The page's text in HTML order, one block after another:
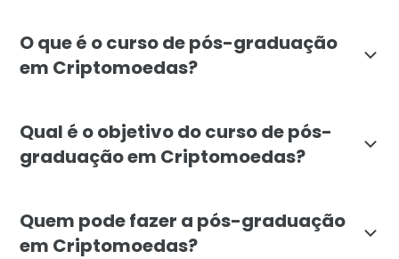
O que é o curso de pós-graduação
em Criptomoedas?
Qual é o objetivo do curso de pós-
graduação em Criptomoedas?
Quem pode fazer a pós-graduação
em Criptomoedas?